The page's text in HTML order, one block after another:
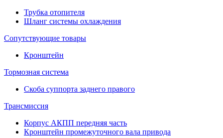
Трубка отопителя
Шланг системы охлаждения
Сопутствующие товары
Кронштейн
Тормозная система
Скоба суппорта заднего правого
Трансмиссия
Корпус АКПП передняя часть
Кронштейн промежуточного вала привода